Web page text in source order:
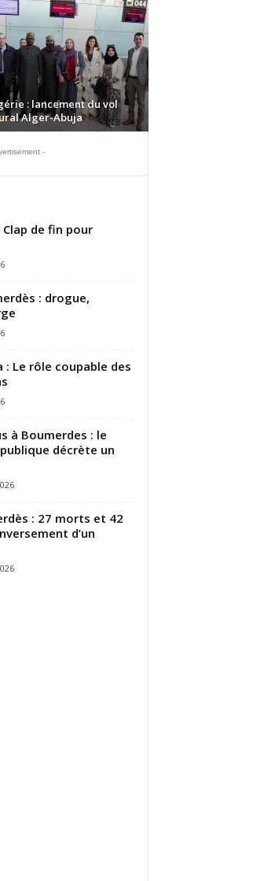
: lancement du vol
Alger-Abuja
-
de fin pour
: drogue,
: Le rôle coupable des
à Boumerdes : le
décrète un
: 27 morts et 42
d’un